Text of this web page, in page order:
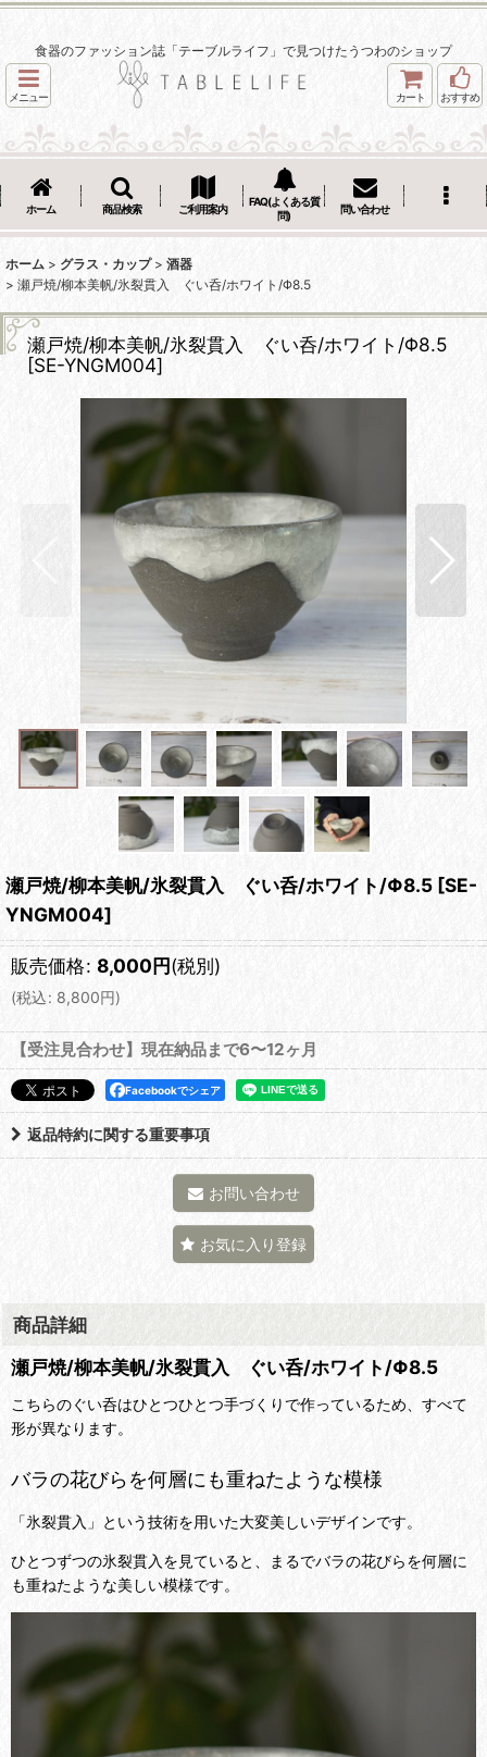
食器のファッション誌「テーブルライフ」で見つけたうつわのショップ
メニュー カート おすすめ
ホーム 商品検索 ご利用案内
FAQ(よくある質
問)
問い合わせ
ホーム > グラス・カップ > 酒器
> 瀬戸焼/柳本美帆/氷裂貫入 ぐい呑/ホワイト/Φ8.5
瀬戸焼/柳本美帆/氷裂貫入 ぐい呑/ホワイト/Φ8.5
[SE-YNGM004]
瀬戸焼/柳本美帆/氷裂貫入 ぐい呑/ホワイト/Φ8.5 [SE-
YNGM004]
販売価格: 8,000円(税別)
(税込: 8,800円)
【受注見合わせ】現在納品まで6〜12ヶ月
Facebookでシェア
返品特約に関する重要事項
お問い合わせ
お気に入り登録
商品詳細
瀬戸焼/柳本美帆/氷裂貫入 ぐい呑/ホワイト/Φ8.5
こちらのぐい呑はひとつひとつ手づくりで作っているため、すべて
形が異なります。
バラの花びらを何層にも重ねたような模様
「氷裂貫入」という技術を用いた大変美しいデザインです。
ひとつずつの氷裂貫入を見ていると、まるでバラの花びらを何層に
も重ねたような美しい模様です。